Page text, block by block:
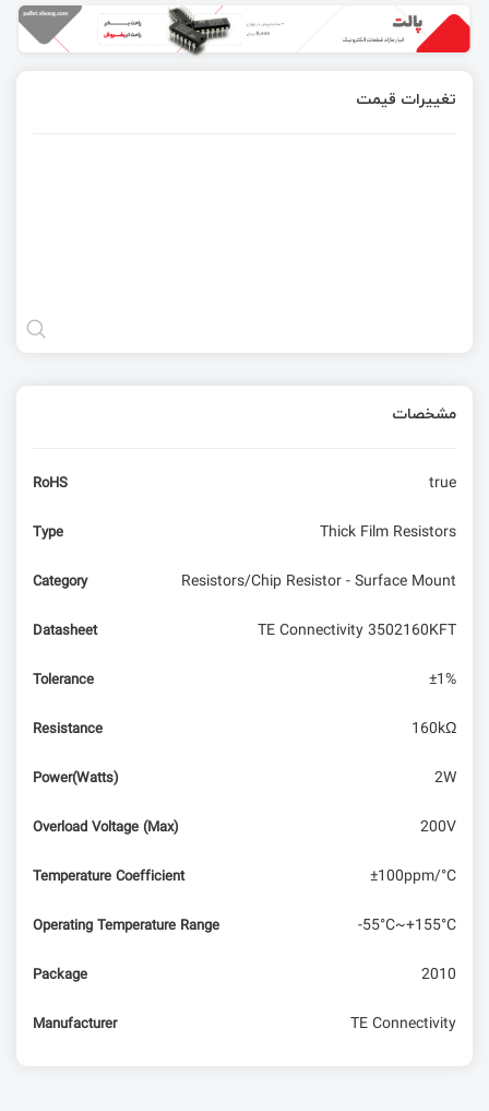
تغییرات قیمت
مشخصات
RoHS true
Type Thick Film Resistors
Category Resistors/Chip Resistor - Surface Mount
Datasheet TE Connectivity 3502160KFT
Tolerance ±1%
Resistance 160kΩ
Power(Watts) 2W
Overload Voltage (Max) 200V
Temperature Coefficient ±100ppm/°C
Operating Temperature Range -55°C~+155°C
Package 2010
Manufacturer TE Connectivity